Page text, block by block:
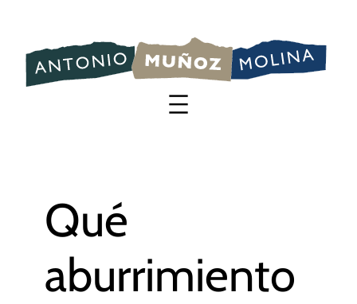
contenido
Qué
aburrimiento